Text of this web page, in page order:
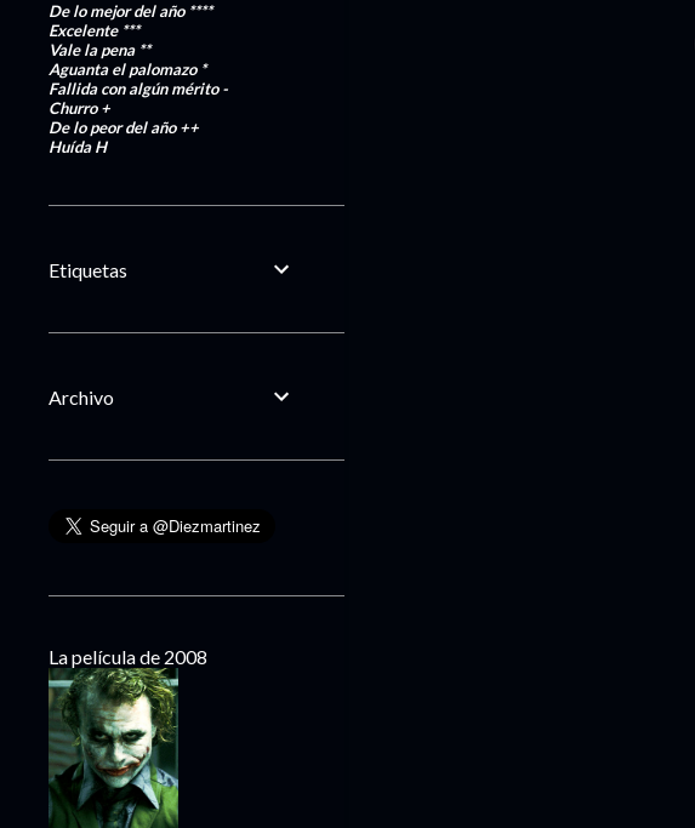
De lo mejor del año ****
Excelente***
Vale la pena **
Aguanta el palomazo *
Fallida con algún mérito-
Churro+
De lo peor del año++
HuídaH
Etiquetas
Archivo
La película de 2008